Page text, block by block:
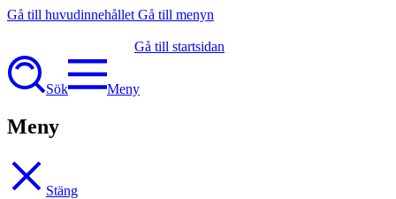
Gå till huvudinnehållet Gå till menyn
Gå till startsidan
Sök Meny
Meny
Stäng